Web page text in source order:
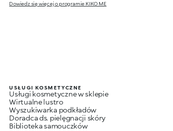
Dowiedz się więcej o programie KIKO ME
USŁUGI KOSMETYCZNE
Usługi kosmetyczne w sklepie
Wirtualne lustro
Wyszukiwarka podkładów
Doradca ds. pielęgnacji skóry
Biblioteka samouczków